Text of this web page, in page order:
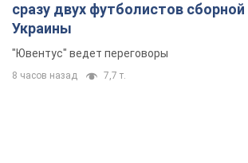
сразу двух футболистов сборной
Украины
"Ювентус" ведет переговоры
8 часов назад 7,7 т.